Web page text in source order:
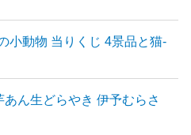
小動物 当りくじ 4景品と猫-
ん生どらやき 伊予むらさ